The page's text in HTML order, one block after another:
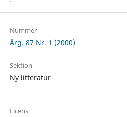
Nummer
Årg. 87 Nr. 1 (2000)
Sektion
Ny litteratur
Licens